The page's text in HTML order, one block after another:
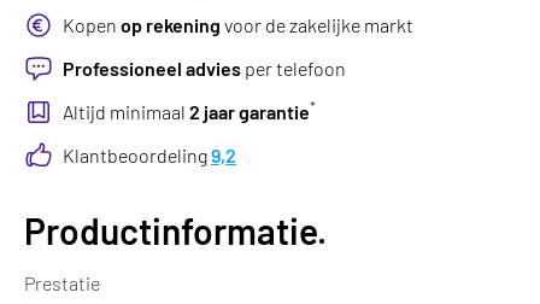
Kopen op rekening voor de zakelijke markt
Professioneel advies per telefoon
Altijd minimaal 2 jaar garantie*
Klantbeoordeling9,2
Productinformatie.
Prestatie